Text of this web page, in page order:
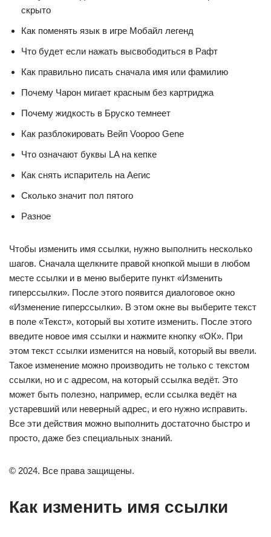
скрыто
Как поменять язык в игре Мобайл легенд
Что будет если нажать высвободиться в Рафт
Как правильно писать сначала имя или фамилию
Почему Чарон мигает красным без картриджа
Почему жидкость в Бруско темнеет
Как разблокировать Вейп Voopoo Gene
Что означают буквы LA на кепке
Как снять испаритель на Аегис
Сколько значит пол пятого
Разное
Чтобы изменить имя ссылки, нужно выполнить несколько
шагов. Сначала щелкните правой кнопкой мыши в любом
месте ссылки и в меню выберите пункт «Изменить
гиперссылки». После этого появится диалоговое окно
«Изменение гиперссылки». В этом окне вы выберите текст
в поле «Текст», который вы хотите изменить. После этого
введите новое имя ссылки и нажмите кнопку «ОК». При
этом текст ссылки изменится на новый, который вы ввели.
Такое изменение можно производить не только с текстом
ссылки, но и с адресом, на который ссылка ведёт. Это
может быть полезно, например, если ссылка ведёт на
устаревший или неверный адрес, и его нужно исправить.
Все эти действия можно выполнить достаточно быстро и
просто, даже без специальных знаний.
© 2024. Все права защищены.
Как изменить имя ссылки